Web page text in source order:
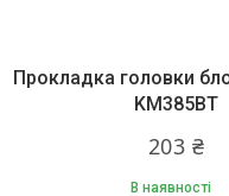
Прокладка головки
KM385BT
203 ₴
В наявності